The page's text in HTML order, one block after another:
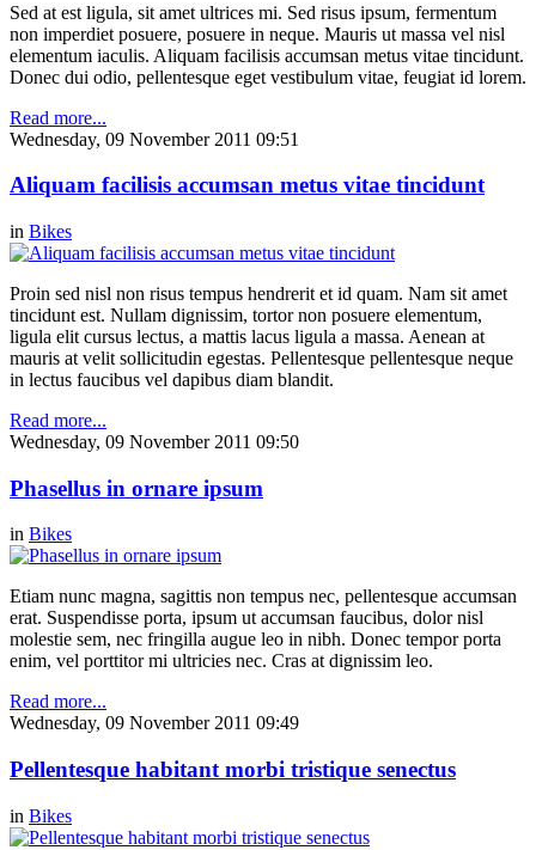
Sed at est ligula, sit amet ultrices mi. Sed risus ipsum, fermentum
non imperdiet posuere, posuere in neque. Mauris ut massa vel nisl
elementum iaculis. Aliquam facilisis accumsan metus vitae tincidunt.
Donec dui odio, pellentesque eget vestibulum vitae, feugiat id lorem.
Read more...
Wednesday, 09 November 2011 09:51
Aliquam facilisis accumsan metus vitae tincidunt
in Bikes
Proin sed nisl non risus tempus hendrerit et id quam. Nam sit amet
tincidunt est. Nullam dignissim, tortor non posuere elementum,
ligula elit cursus lectus, a mattis lacus ligula a massa. Aenean at
mauris at velit sollicitudin egestas. Pellentesque pellentesque neque
in lectus faucibus vel dapibus diam blandit.
Read more...
Wednesday, 09 November 2011 09:50
Phasellus in ornare ipsum
in Bikes
Etiam nunc magna, sagittis non tempus nec, pellentesque accumsan
erat. Suspendisse porta, ipsum ut accumsan faucibus, dolor nisl
molestie sem, nec fringilla augue leo in nibh. Donec tempor porta
enim, vel porttitor mi ultricies nec. Cras at dignissim leo.
Read more...
Wednesday, 09 November 2011 09:49
Pellentesque habitant morbi tristique senectus
in Bikes